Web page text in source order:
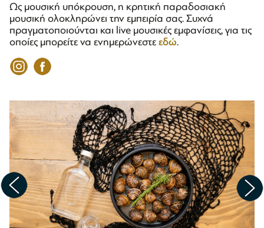
Ως μουσική υπόκρουση, η κρητική παραδοσιακή
μουσική ολοκληρώνει την εμπειρία σας. Συχνά
πραγματοποιούνται και live μουσικές εμφανίσεις, για τις
οποίες μπορείτε να ενημερώνεστε εδώ.